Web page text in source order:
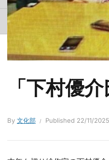
「下村優
By 文化部 Published 22/11/2025